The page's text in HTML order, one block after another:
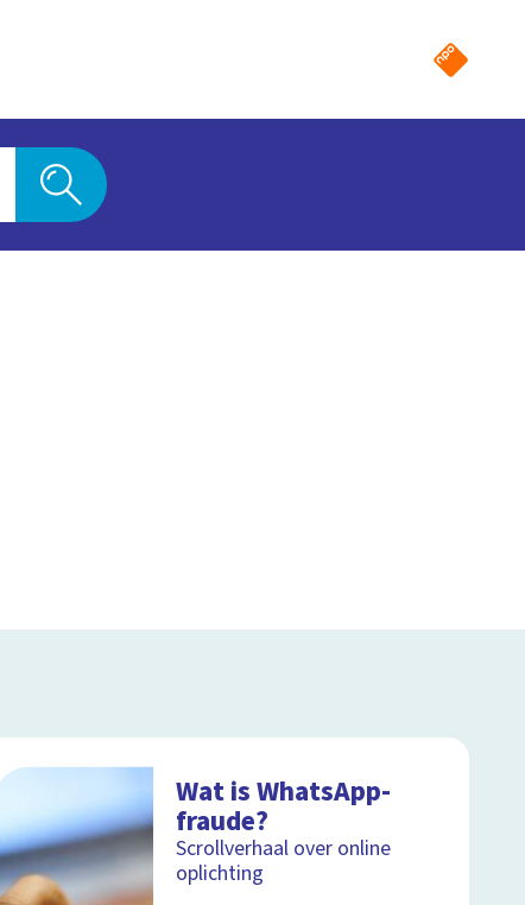
Wat is WhatsApp-
fraude?
Scrollverhaal over online
oplichting